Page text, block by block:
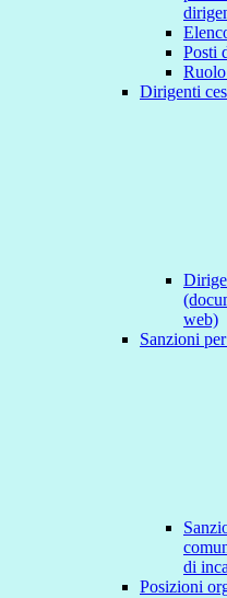
Posti
Dirigenti
web)
Sanzioni
di
Posizioni